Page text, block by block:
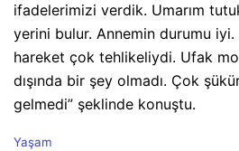
ifadelerimizi verdik. Umarım
yerini bulur. Annemin durumu iyi.
hareket çok tehlikeliydi. Ufak
dışında bir şey olmadı. Çok
gelmedi” şeklinde konuştu.
C
Yaşam